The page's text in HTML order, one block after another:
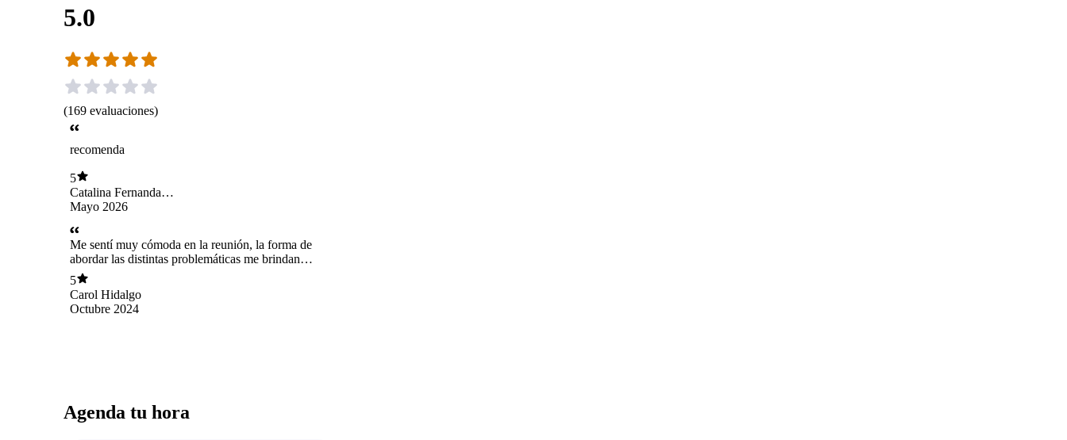
5.0
(169 evaluaciones)
recomenda
5
Catalina Fernanda
Quintanilla Pérez
Mayo 2026
Me sentí muy cómoda en la reunión, la forma de
abordar las distintas problemáticas me brindan
confianza para expresar mis pensamientos.
5
Carol Hidalgo
Octubre 2024
Agenda tu hora